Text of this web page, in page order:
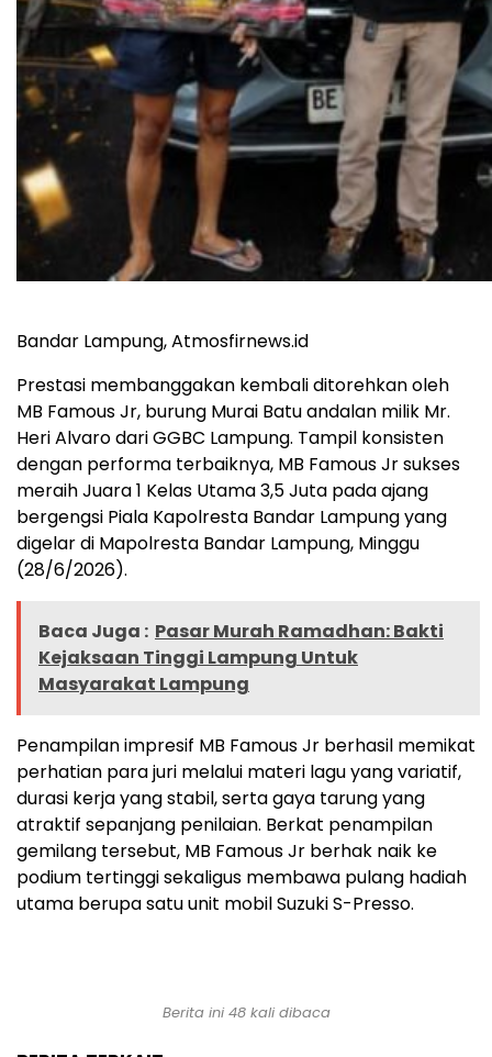
Bandar Lampung, Atmosfirnews.id
Prestasi membanggakan kembali ditorehkan oleh
MB Famous Jr, burung Murai Batu andalan milik Mr.
Heri Alvaro dari GGBC Lampung. Tampil konsisten
dengan performa terbaiknya, MB Famous Jr sukses
meraih Juara 1 Kelas Utama 3,5 Juta pada ajang
bergengsi Piala Kapolresta Bandar Lampung yang
digelar di Mapolresta Bandar Lampung, Minggu
(28/6/2026).
Baca Juga : Pasar Murah Ramadhan: Bakti
Kejaksaan Tinggi Lampung Untuk
Masyarakat Lampung
Penampilan impresif MB Famous Jr berhasil memikat
perhatian para juri melalui materi lagu yang variatif,
durasi kerja yang stabil, serta gaya tarung yang
atraktif sepanjang penilaian. Berkat penampilan
gemilang tersebut, MB Famous Jr berhak naik ke
podium tertinggi sekaligus membawa pulang hadiah
utama berupa satu unit mobil Suzuki S-Presso.
Berita ini 48 kali dibaca